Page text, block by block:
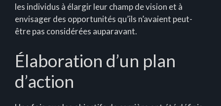
les individus à élargir leur champ de vision et à
envisager des opportunités qu’ils n’avaient peut-
être pas considérées auparavant.
Élaboration d’un plan
d’action